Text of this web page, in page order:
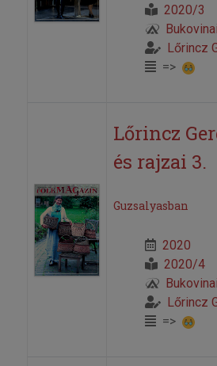
2020/3
Lőrincz
=>
Lőrincz
és rajzai 3.
Guzsalyasban
2020
2020/4
Lőrincz
=>